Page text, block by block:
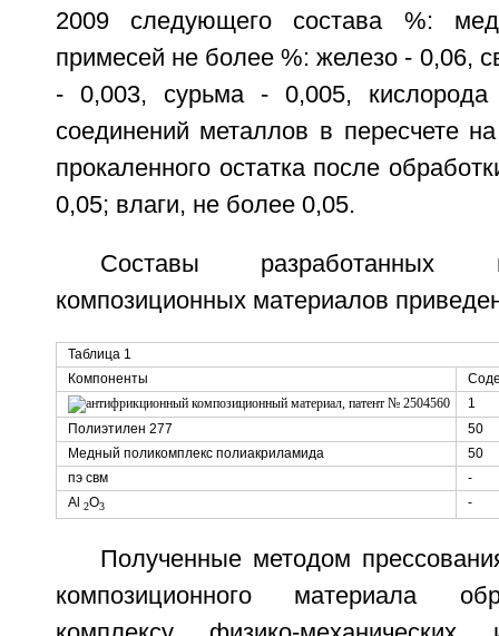
2009 следующего состава %:
примесей не более %: железо - 0,06,
- 0,003, сурьма - 0,005,
соединений металлов в пересчете
прокаленного остатка после
0,05; влаги, не более 0,05.
Составы разработанных
композиционных материалов
Таблица 1
Компоненты
1
Полиэтилен 277
50
Медный поликомплекс полиакриламида
50
пэ свм
-
Al 2O3 -
Полученные методом
композиционного материала